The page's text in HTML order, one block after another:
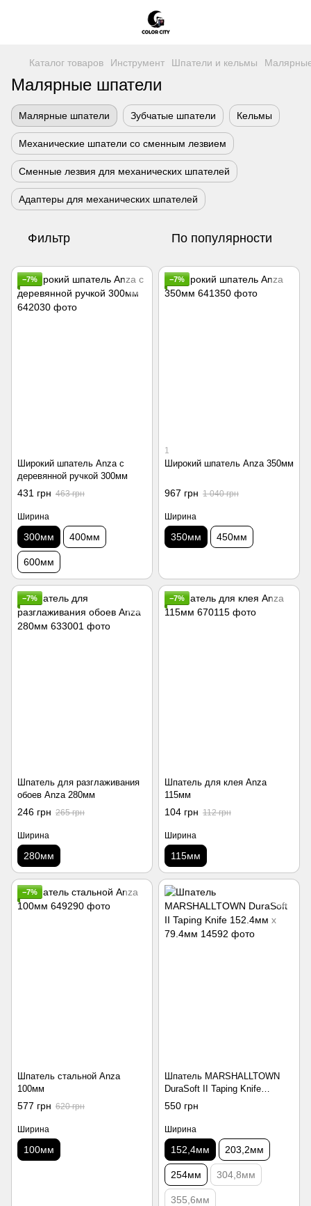
Каталог товаров Инструмент Шпатели и кельмы
Малярные шпатели
Малярные шпатели Зубчатые шпатели Кельмы
Механические шпатели со сменным лезвием
Сменные лезвия для механических шпателей
Адаптеры для механических шпателей
Фильтр По популярности
−7%
Широкий шпатель Anza с
деревянной ручкой 300мм
431 грн 463 грн
Ширина
300мм 400мм
600мм
−7%
1
Широкий шпатель Anza 350мм
967 грн 1 040 грн
Ширина
350мм 450мм
−7%
Шпатель для разглаживания
обоев Anza 280мм
246 грн 265 грн
Ширина
280мм
−7%
Шпатель для клея Anza
115мм
104 грн 112 грн
Ширина
115мм
−7%
Шпатель стальной Anza
100мм
577 грн 620 грн
Ширина
100мм
Шпатель MARSHALLTOWN
DuraSoft II Taping Knife
152.4мм x 79.4мм
550 грн
Ширина
152,4мм 203,2мм
254мм 304,8мм
355,6мм